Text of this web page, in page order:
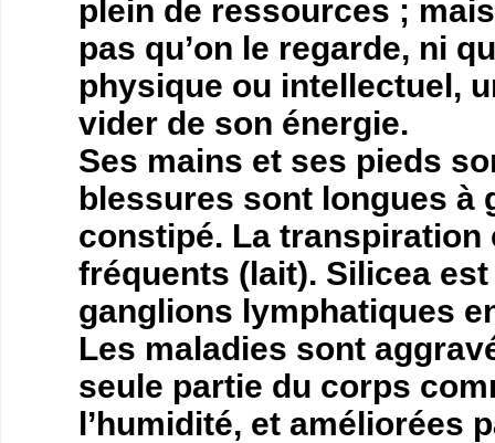
plein de ressources ;
pas qu’on le regarde, ni
physique ou intellectuel,
vider de son énergie.
Ses mains et ses pieds
blessures sont longues à
constipé. La
fréquents (lait). Silicea
ganglions lymphatiques
Les maladies sont
seule partie du corps
l’humidité, et améliorées